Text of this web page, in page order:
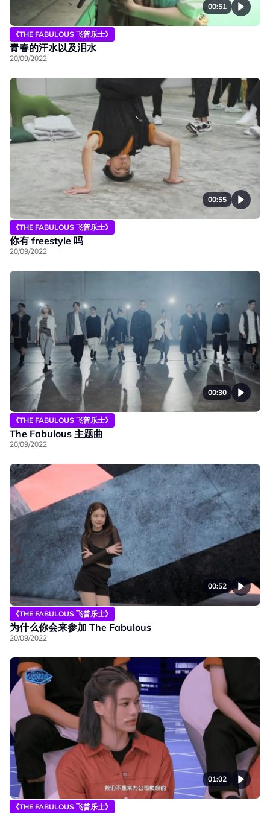
00:51
《THE FABULOUS 飞普乐士》
青春的汗水以及泪水
20/09/2022
00:55
《THE FABULOUS 飞普乐士》
你有 freestyle 吗
20/09/2022
00:30
《THE FABULOUS 飞普乐士》
The Fabulous 主题曲
20/09/2022
00:52
《THE FABULOUS 飞普乐士》
为什么你会来参加 The Fabulous
20/09/2022
01:02
《THE FABULOUS 飞普乐士》